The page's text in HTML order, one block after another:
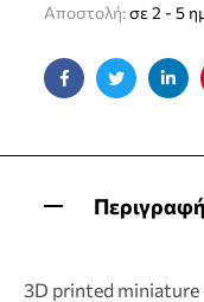
Αποστολή:σε 2 - 5
FacebookTwitter
Περιγραφή
3D printed miniature